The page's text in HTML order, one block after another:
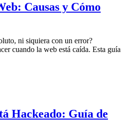
Causas y Cómo
ni siquiera con un error?
cuando la web está caída. Esta guía
Hackeado: Guía de